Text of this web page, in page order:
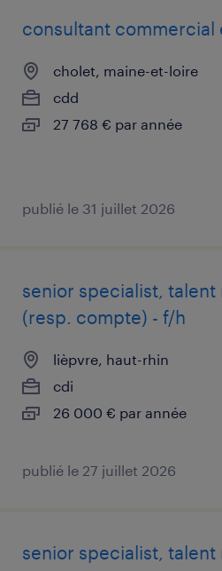
consultant commercial
cholet, maine-et-loire
cdd
27 768 € par année
publié le 31 juillet 2026
senior specialist, talent
(resp. compte) - f/h
lièpvre, haut-rhin
cdi
26 000 € par année
publié le 27 juillet 2026
senior specialist, talent